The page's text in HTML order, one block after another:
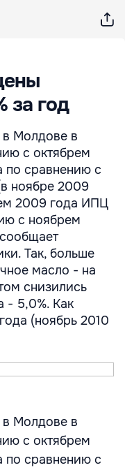
за год
в Молдове в
с октябрем
по сравнению с
ноябре 2009
2009 года ИПЦ
с ноябрем
Так, больше
масло - на
снизились
- 5,0%. Как
(ноябрь 2010
в Молдове в
с октябрем
по сравнению с